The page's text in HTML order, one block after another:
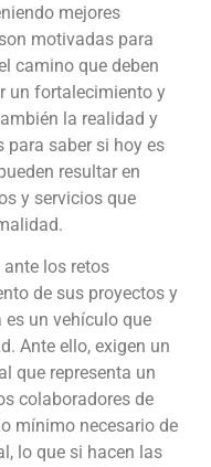
mejores
motivadas para
camino que deben
un fortalecimiento y
la realidad y
para saber si hoy es
resultar en
y servicios que
los retos
de sus proyectos y
es un vehículo que
Ante ello, exigen un
que representa un
colaboradores de
mínimo necesario de
lo que si hacen las